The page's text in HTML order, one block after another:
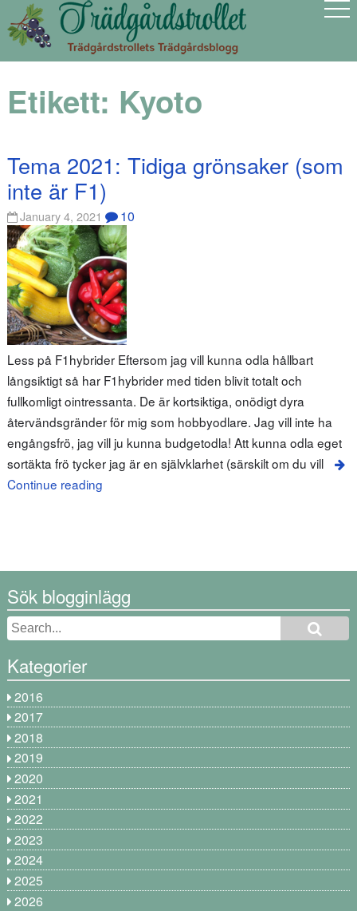
Etikett: Kyoto
Tema 2021: Tidiga grönsaker (som
inte är F1)
January 4, 2021 10
Less på F1hybrider Eftersom jag vill kunna odla hållbart
långsiktigt så har F1hybrider med tiden blivit totalt och
fullkomligt ointressanta. De är kortsiktiga, onödigt dyra
återvändsgränder för mig som hobbyodlare. Jag vill inte ha
engångsfrö, jag vill ju kunna budgetodla! Att kunna odla eget
sortäkta frö tycker jag är en självklarhet (särskilt om du vill
Continue reading
Sök blogginlägg
Kategorier
2016
2017
2018
2019
2020
2021
2022
2023
2024
2025
2026